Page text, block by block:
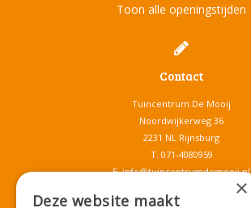
Toon alle openingstijden
Contact
Tuincentrum De Mooij
Noordwijkerweg 36
2231 NL Rijnsburg
T. 071-4080959
E.info@tuincentrumdemooij.nl
×
Deze website maakt